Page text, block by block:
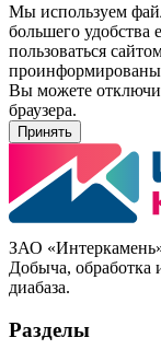
Мы используем
большего удобства
пользоваться
проинформированы
Вы можете
браузера.
Принять
ЗАО
Добыча, обработка
диабаза.
Разделы